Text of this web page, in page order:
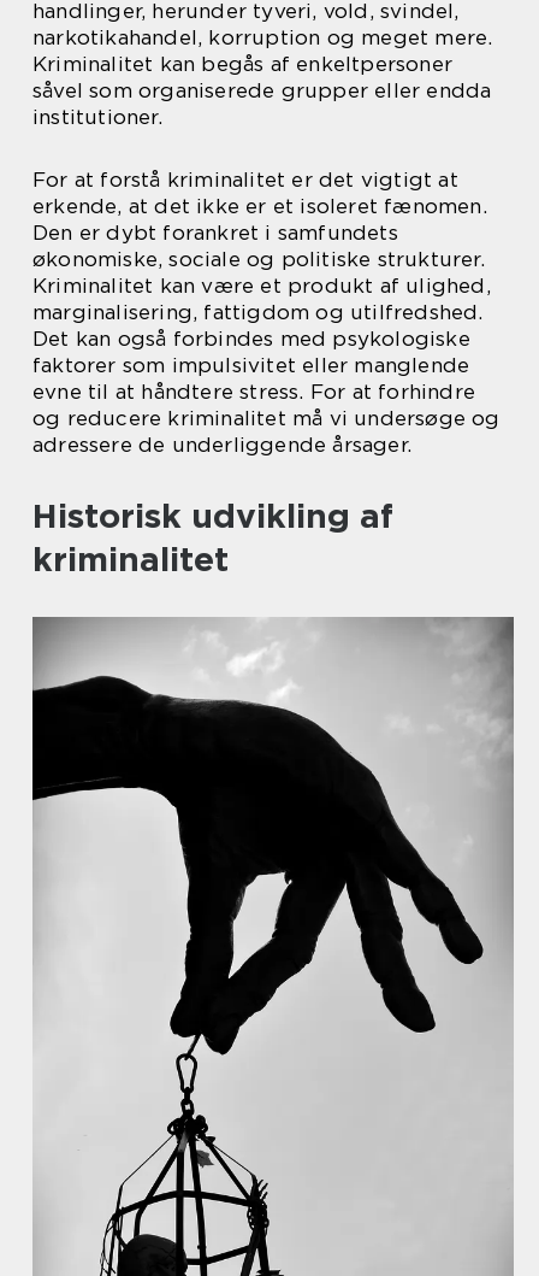
handlinger, herunder tyveri, vold, svindel,
narkotikahandel, korruption og meget mere.
Kriminalitet kan begås af enkeltpersoner
såvel som organiserede grupper eller endda
institutioner.
For at forstå kriminalitet er det vigtigt at
erkende, at det ikke er et isoleret fænomen.
Den er dybt forankret i samfundets
økonomiske, sociale og politiske strukturer.
Kriminalitet kan være et produkt af ulighed,
marginalisering, fattigdom og utilfredshed.
Det kan også forbindes med psykologiske
faktorer som impulsivitet eller manglende
evne til at håndtere stress. For at forhindre
og reducere kriminalitet må vi undersøge og
adressere de underliggende årsager.
Historisk udvikling af
kriminalitet